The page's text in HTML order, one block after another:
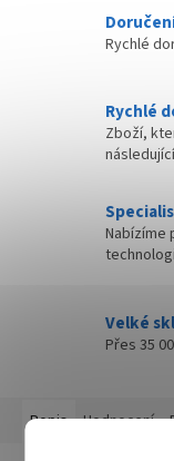
Rychlé
Rychlé
Zboží,
Nabízíme
Velké
Přes 35
Popis Hodnocení